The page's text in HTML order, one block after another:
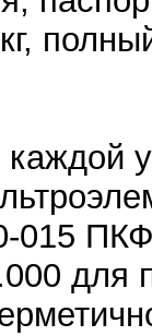
015
для